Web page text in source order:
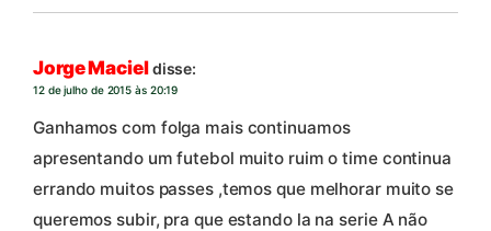
Jorge Macieldisse:
12 de julho de 2015 às 20:19
Ganhamos com folga mais continuamos
apresentando um futebol muito ruim o time continua
errando muitos passes ,temos que melhorar muito se
queremos subir, pra que estando la na serie A não